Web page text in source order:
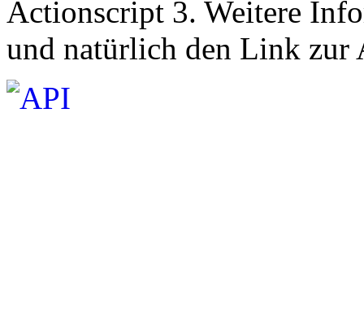
Actionscript 3. Weitere
und natürlich den Link zur